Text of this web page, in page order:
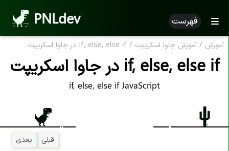
PNLdev فهرست
آموزش / آموزش جاوا اسکریپت / if, else, else if در جاوا اسکریپت
if, else, else if در جاوا اسکریپت
if, else, else if JavaScript
قبلی بعدی